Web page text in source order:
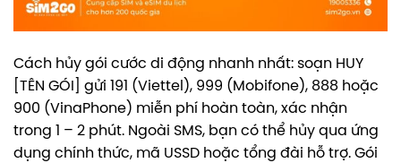
Cách hủy gói cước di động nhanh nhất: soạn HUY
[TÊN GÓI] gửi 191 (Viettel), 999 (Mobifone), 888 hoặc
900 (VinaPhone) miễn phí hoàn toàn, xác nhận
trong 1 – 2 phút. Ngoài SMS, bạn có thể hủy qua ứng
dụng chính thức, mã USSD hoặc tổng đài hỗ trợ. Gói